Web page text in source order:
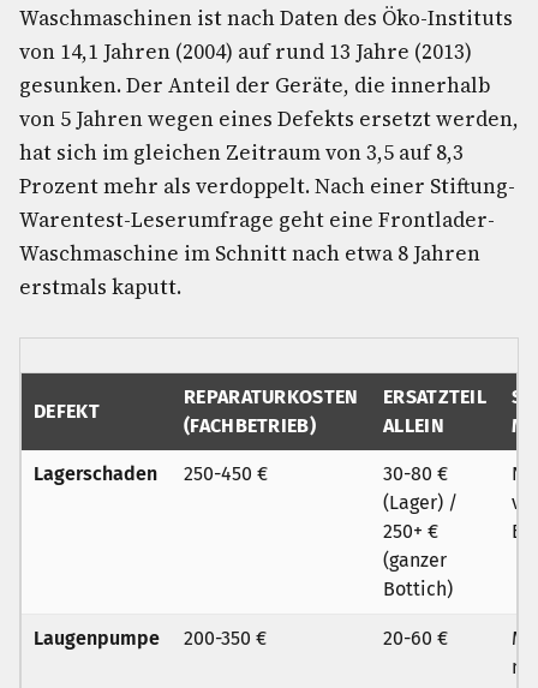
Waschmaschinen ist nach Daten des Öko-Instituts
von 14,1 Jahren (2004) auf rund 13 Jahre (2013)
gesunken. Der Anteil der Geräte, die innerhalb
von 5 Jahren wegen eines Defekts ersetzt werden,
hat sich im gleichen Zeitraum von 3,5 auf 8,3
Prozent mehr als verdoppelt. Nach einer Stiftung-
Warentest-Leserumfrage geht eine Frontlader-
Waschmaschine im Schnitt nach etwa 8 Jahren
erstmals kaputt.
DEFEKT
REPARATURKOSTEN
(FACHBETRIEB)
ERSATZTEIL
ALLEIN
Lagerschaden 250-450 €
30-80 €
(Lager) /
250+ €
(ganzer
Bottich)
Laugenpumpe 200-350 € 20-60 €